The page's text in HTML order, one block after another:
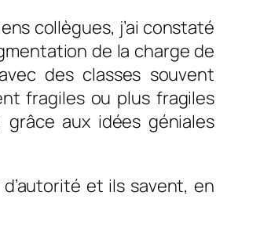
collègues, j’ai constaté
de la charge de
des classes souvent
fragiles ou plus fragiles
grâce aux idées géniales
et ils savent, en